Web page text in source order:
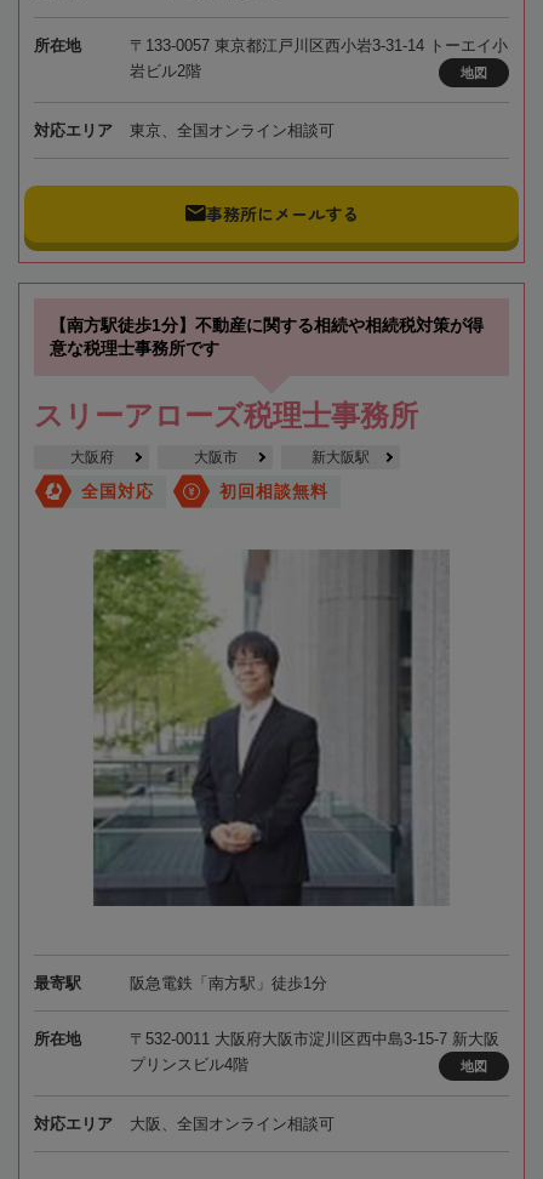
所在地
〒133-0057 東京都江戸川区西小岩3-31-14 トーエイ小
岩ビル2階
地図
対応エリア 東京、全国オンライン相談可
事務所にメールする
【南方駅徒歩1分】不動産に関する相続や相続税対策が得
意な税理士事務所です
スリーアローズ税理士事務所
大阪府 大阪市 新大阪駅
全国対応 初回相談無料
最寄駅 阪急電鉄「南方駅」徒歩1分
所在地
〒532-0011 大阪府大阪市淀川区西中島3-15-7 新大阪
プリンスビル4階
地図
対応エリア 大阪、全国オンライン相談可